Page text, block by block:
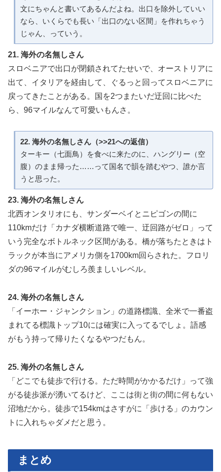
文にちゃんと書いてあるんだよね。出口を除外していい
なら、いくらでも長い「出口のない区間」を作れちゃう
じゃん、っていう。
21. 海外の名無しさん
スロベニアで出口が閉鎖されてたせいで、オーストリアに
出て、イタリアを経由して、ぐるっと回ってスロベニアに
戻ってきたことがある。国を2つまたいだ迂回に比べた
ら、96マイルなんて可愛いもんさ。
22. 海外の名無しさん（>>21への返信）
ターキー（七面鳥）を食べに来たのに、ハングリー（空
腹）のまま帰った……って国名で韻を踏むやつ、誰か言
うと思った。
23. 海外の名無しさん
北西オンタリオにも、サンダーベイとニピゴンの間に
110kmだけ「カナダ横断道路で唯一、迂回路がゼロ」って
いう完全なボトルネック区間がある。橋が落ちたときはト
ラックが本当にアメリカ側を1700km回らされた。フロリ
ダの96マイルがむしろ羨ましいレベル。
24. 海外の名無しさん
「イーホー・ジャンクション」の道路標識、全米で一番盗
まれてる標識トップ10には確実に入ってるでしょ。語感
がもう持って帰りたくなるやつだもん。
25. 海外の名無しさん
「どこでも徒歩で行ける。ただ時間がかかるだけ」って強
がる徒歩派が湧いてるけど、ここは街と街の間に何もない
沼地だから。徒歩で154kmはさすがに「歩ける」のカウン
トに入れちゃダメだと思う。
まとめ